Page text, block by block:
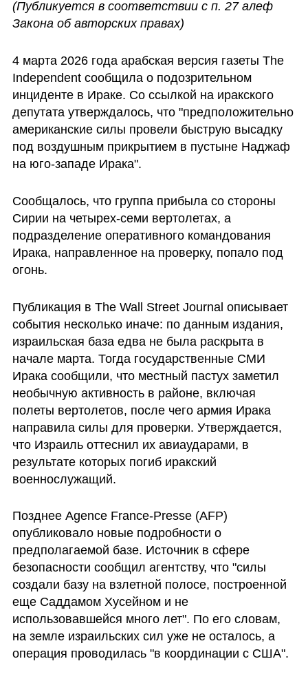
(Публикуется в соответствии с п. 27 алеф
Закона об авторских правах)
4 марта 2026 года арабская версия газеты The
Independent сообщила о подозрительном
инциденте в Ираке. Со ссылкой на иракского
депутата утверждалось, что "предположительно
американские силы провели быструю высадку
под воздушным прикрытием в пустыне Наджаф
на юго-западе Ирака".
Сообщалось, что группа прибыла со стороны
Сирии на четырех-семи вертолетах, а
подразделение оперативного командования
Ирака, направленное на проверку, попало под
огонь.
Публикация в The Wall Street Journal описывает
события несколько иначе: по данным издания,
израильская база едва не была раскрыта в
начале марта. Тогда государственные СМИ
Ирака сообщили, что местный пастух заметил
необычную активность в районе, включая
полеты вертолетов, после чего армия Ирака
направила силы для проверки. Утверждается,
что Израиль оттеснил их авиаударами, в
результате которых погиб иракский
военнослужащий.
Позднее Agence France-Presse (AFP)
опубликовало новые подробности о
предполагаемой базе. Источник в сфере
безопасности сообщил агентству, что "силы
создали базу на взлетной полосе, построенной
еще Саддамом Хусейном и не
использовавшейся много лет". По его словам,
на земле израильских сил уже не осталось, а
операция проводилась "в координации с США".